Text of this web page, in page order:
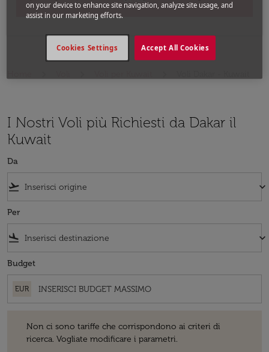
I Nostri Voli più Richiesti da Dakar il
Kuwait
Da
flight_takeoff keyboard_arrow_down
Per
flight_land keyboard_arrow_down
Budget
EUR
Non ci sono tariffe che corrispondono ai criteri di
ricerca. Vogliate modificare i parametri.
on your device to enhance site navigation, analyze site usage, and
assist in our marketing efforts.
Accept All Cookies
Cookies Settings